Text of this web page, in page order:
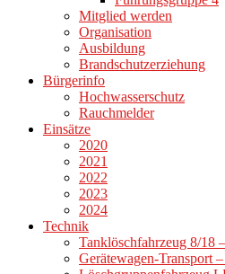
Mitglied werden
Organisation
Ausbildung
Brandschutzerziehung
Bürgerinfo
Hochwasserschutz
Rauchmelder
Einsätze
2020
2021
2022
2023
2024
Technik
Tanklöschfahrzeug 8/18
Gerätewagen-Transport